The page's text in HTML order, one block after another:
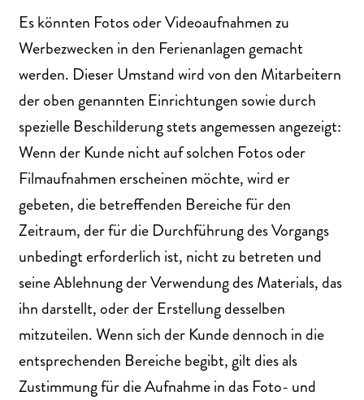
Es könnten Fotos oder Videoaufnahmen zu
Werbezwecken in den Ferienanlagen gemacht
werden. Dieser Umstand wird von den Mitarbeitern
der oben genannten Einrichtungen sowie durch
spezielle Beschilderung stets angemessen angezeigt:
Wenn der Kunde nicht auf solchen Fotos oder
Filmaufnahmen erscheinen möchte, wird er
gebeten, die betreffenden Bereiche für den
Zeitraum, der für die Durchführung des Vorgangs
unbedingt erforderlich ist, nicht zu betreten und
seine Ablehnung der Verwendung des Materials, das
ihn darstellt, oder der Erstellung desselben
mitzuteilen. Wenn sich der Kunde dennoch in die
entsprechenden Bereiche begibt, gilt dies als
Zustimmung für die Aufnahme in das Foto- und